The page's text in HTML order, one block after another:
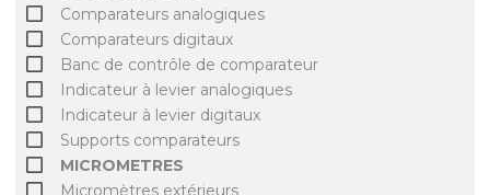
Comparateurs analogiques
Comparateurs digitaux
Banc de contrôle de comparateur
Indicateur à levier analogiques
Indicateur à levier digitaux
Supports comparateurs
MICROMETRES
Micromètres extérieurs